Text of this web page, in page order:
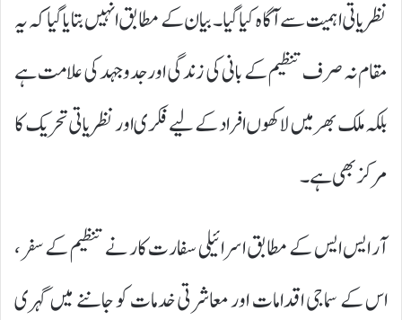
نظریاتی اہمیت سے آگاہ کیا گیا۔ بیان کے مطابق انہیں بتایا گیا کہ یہ
مقام نہ صرف تنظیم کے بانی کی زندگی اور جدوجہد کی علامت ہے
بلکہ ملک بھر میں لاکھوں افراد کے لیے فکری اور نظریاتی تحریک کا
مرکز بھی ہے۔
آر ایس ایس کے مطابق اسرائیلی سفارت کار نے تنظیم کے سفر،
اس کے سماجی اقدامات اور معاشرتی خدمات کو جاننے میں گہری